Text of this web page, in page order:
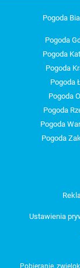
Pogoda
Pogoda
Pogoda
Pogoda
Pogoda
Pogoda
Pogoda
Pogoda
Pogoda
Ustawienia
Pobieranie,